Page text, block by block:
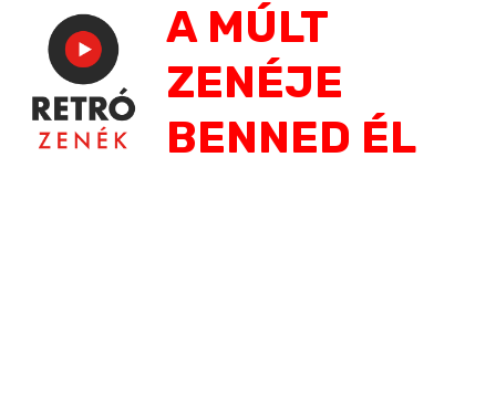
navigation
A MÚLT
ZENÉJE
BENNED ÉL